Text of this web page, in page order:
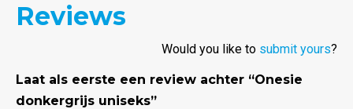
Reviews
Would you like to submit yours?
Laat als eerste een review achter “Onesie
donkergrijs uniseks”